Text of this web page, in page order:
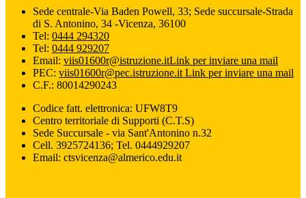
Sede centrale-Via Baden Powell, 33; Sede succursale-Strada
di S. Antonino, 34 -Vicenza, 36100
Tel: 0444 294320
Tel: 0444 929207
Email: viis01600r@istruzione.itLink per inviare una mail
PEC: viis01600r@pec.istruzione.it Link per inviare una mail
C.F.: 80014290243
Codice fatt. elettronica: UFW8T9
Centro territoriale di Supporti (C.T.S)
Sede Succursale - via Sant'Antonino n.32
Cell. 3925724136; Tel. 0444929207
Email: ctsvicenza@almerico.edu.it